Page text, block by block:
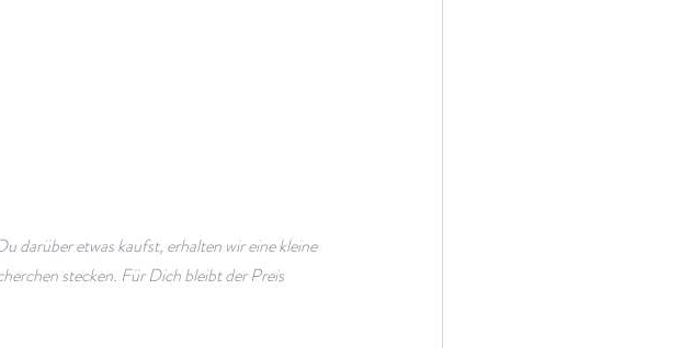
darüber etwas kaufst, erhalten wir eine kleine
stecken. Für Dich bleibt der Preis